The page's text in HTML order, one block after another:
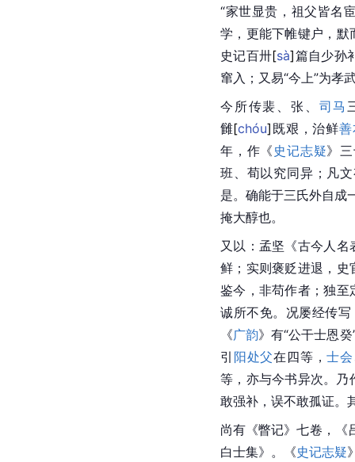
“家世显贵，祖父皆名
学，更能下帷键户，默
史记百卅[sà]篇自少孙
窜入；又易“今上”为孝
今所传裴、张、 司马
雠[chóu] 既艰，治鲜
年，作《 史记志疑》
班、荀以究同异；凡
是。确能于三氏外自成
掩大醇也。
又以：孟坚《古今人
鲜；实则褒贬进退， 史
鉴今，非苟作者；独至
诚所不免。况屡经传写
《广韵》有“公干士恩癸
引 阳处父在四等，士会
等，亦与今书异次。乃
敢强补，误不敢孤证。
尚有《瞥记》七卷，《
白士集》。《史记志疑